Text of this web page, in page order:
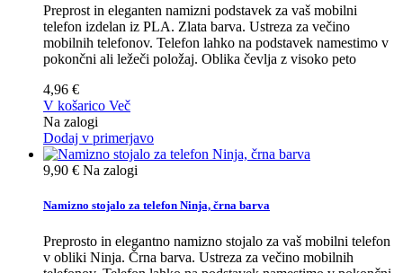
Preprost in eleganten namizni podstavek za vaš mobilni
telefon izdelan iz PLA. Zlata barva. Ustreza za večino
mobilnih telefonov. Telefon lahko na podstavek namestimo v
pokončni ali ležeči položaj. Oblika čevlja z visoko peto
4,96 €
V košarico Več
Na zalogi
Dodaj v primerjavo
9,90 € Na zalogi
Namizno stojalo za telefon Ninja, črna barva
Preprosto in elegantno namizno stojalo za vaš mobilni telefon
v obliki Ninja. Črna barva. Ustreza za večino mobilnih